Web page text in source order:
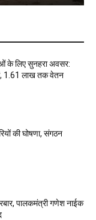
के लिए सुनहरा अवसर:
₹1.61 लाख तक वेतन
की घोषणा, संगठन
पालकमंत्री गणेश नाईक